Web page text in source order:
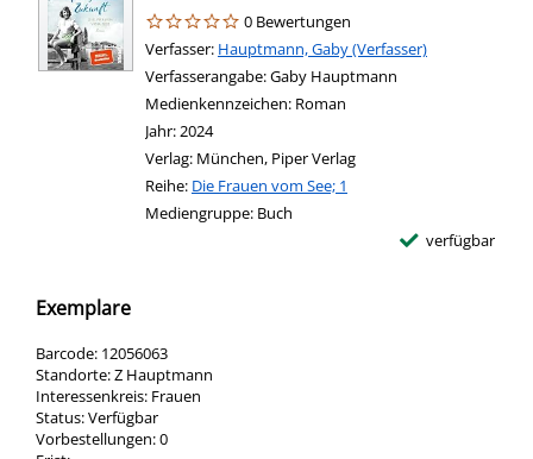
0 Bewertungen
Verfasser: Suche nach diesem Verfasser
Hauptmann, Gaby (Verfasser)
Verfasserangabe:Gaby Hauptmann
Medienkennzeichen: Roman
Jahr:2024
Verlag: München, Piper Verlag
Reihe: Die Frauen vom See; 1
Mediengruppe: Buch
verfügbar
Exemplare
Barcode: 12056063
Standorte:Z Hauptmann
Interessenkreis: Frauen
Status:Verfügbar
Vorbestellungen:0